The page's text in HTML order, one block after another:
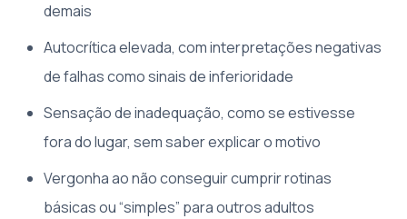
demais
Autocrítica elevada, com interpretações negativas
de falhas como sinais de inferioridade
Sensação de inadequação, como se estivesse
fora do lugar, sem saber explicar o motivo
Vergonha ao não conseguir cumprir rotinas
básicas ou “simples” para outros adultos